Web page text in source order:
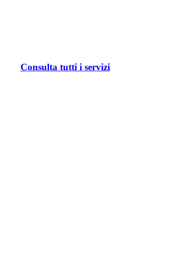
Consulta tutti i servizi